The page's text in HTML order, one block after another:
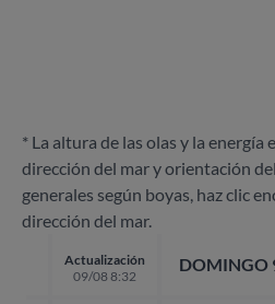
* La altura de las olas y la energía
dirección del mar y orientación
generales según boyas, haz clic
dirección del mar.
Actualización
09/08 8:32
DOMINGO